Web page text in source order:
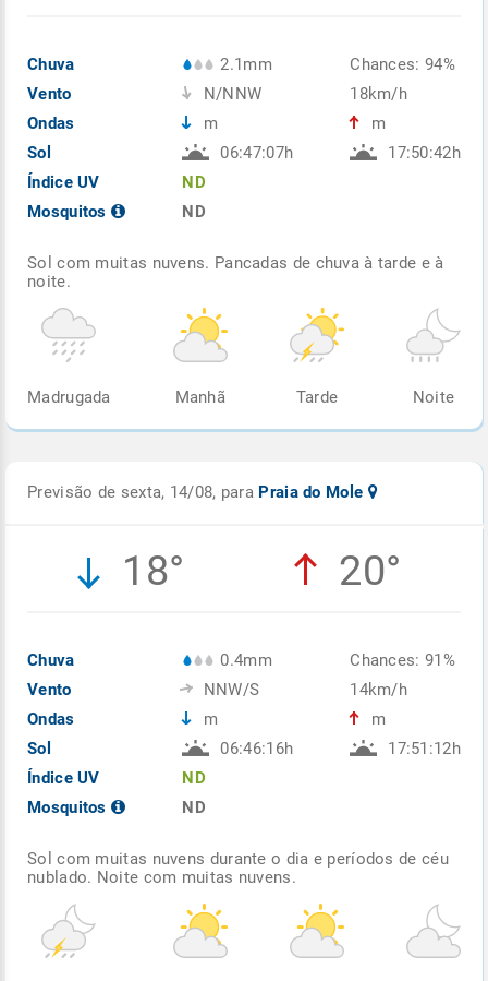
Chuva
Vento
Ondas
Sol
Índice UV
Mosquitos
2.1mm
N/NNW
m
06:47:07h
ND
ND
Chances: 94%
18km/h
m
17:50:42h
Sol com muitas nuvens. Pancadas de chuva à tarde e à
noite.
Madrugada Manhã Tarde Noite
Previsão de sexta, 14/08, para Praia do Mole
18° 20°
Chuva
Vento
Ondas
Sol
Índice UV
Mosquitos
0.4mm
NNW/S
m
06:46:16h
ND
ND
Chances: 91%
14km/h
m
17:51:12h
Sol com muitas nuvens durante o dia e períodos de céu
nublado. Noite com muitas nuvens.